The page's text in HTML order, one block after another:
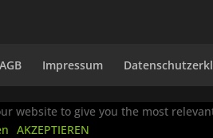
AGB Impressum
website to give you the most
AKZEPTIEREN